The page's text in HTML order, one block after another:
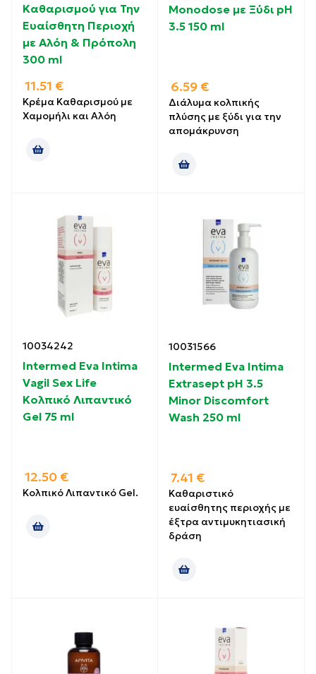
Καθαρισμού για Την
Ευαίσθητη Περιοχή
με Αλόη & Πρόπολη
300 ml
11.51 €
Κρέμα Καθαρισμού με
Χαμομήλι και Αλόη
Monodose με Ξύδι pH
3.5 150 ml
6.59 €
Διάλυμα κολπικής
πλύσης με ξύδι για την
απομάκρυνση
10034242
Intermed Eva Intima
Vagil Sex Life
Κολπικό Λιπαντικό
Gel 75 ml
12.50 €
Κολπικό Λιπαντικό Gel.
10031566
Intermed Eva Intima
Extrasept pH 3.5
Minor Discomfort
Wash 250 ml
7.41 €
Καθαριστικό
ευαίσθητης περιοχής με
έξτρα αντιμυκητιασική
δράση